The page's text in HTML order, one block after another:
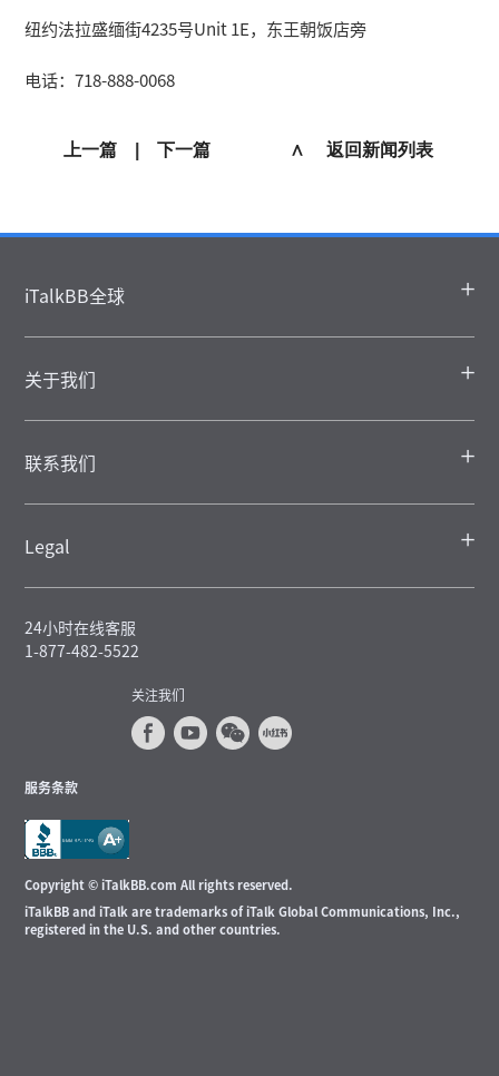
纽约法拉盛缅街4235号Unit 1E，东王朝饭店旁
电话：718-888-0068
上一篇 |下一篇 ∧ 返回新闻列表
iTalkBB全球
关于我们
联系我们
Legal
24小时在线客服
1-877-482-5522
关注我们
服务条款
Copyright © iTalkBB.com All rights reserved.
iTalkBB and iTalk are trademarks of iTalk Global Communications, Inc.,
registered in the U.S. and other countries.